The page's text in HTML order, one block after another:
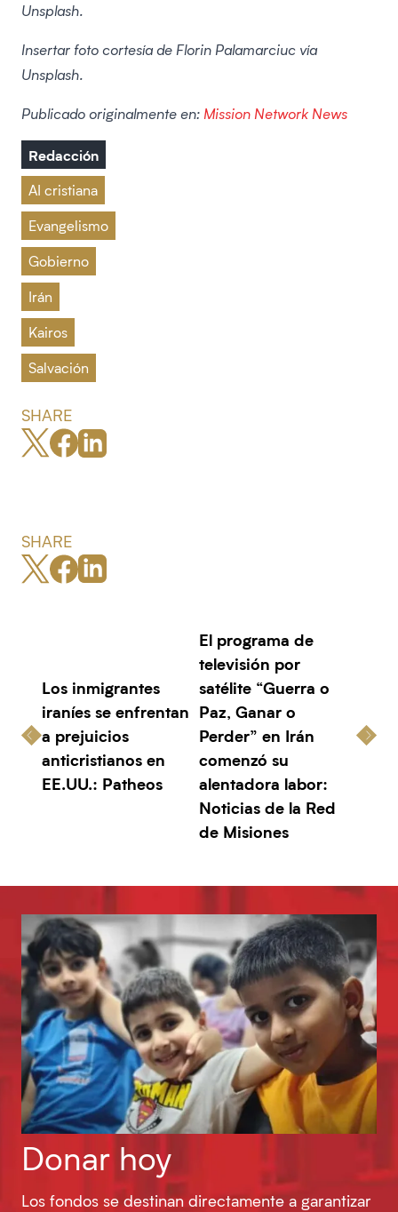
Unsplash.
Insertar foto cortesía de Florin Palamarciuc vía
Unsplash.
Publicado originalmente en: Mission Network News
Redacción
AI cristiana
Evangelismo
Gobierno
Irán
Kairos
Salvación
SHARE
SHARE
Los inmigrantes
iraníes se enfrentan
a prejuicios
anticristianos en
EE.UU.: Patheos
El programa de
televisión por
satélite “Guerra o
Paz, Ganar o
Perder” en Irán
comenzó su
alentadora labor:
Noticias de la Red
de Misiones
Donar hoy
Los fondos se destinan directamente a garantizar